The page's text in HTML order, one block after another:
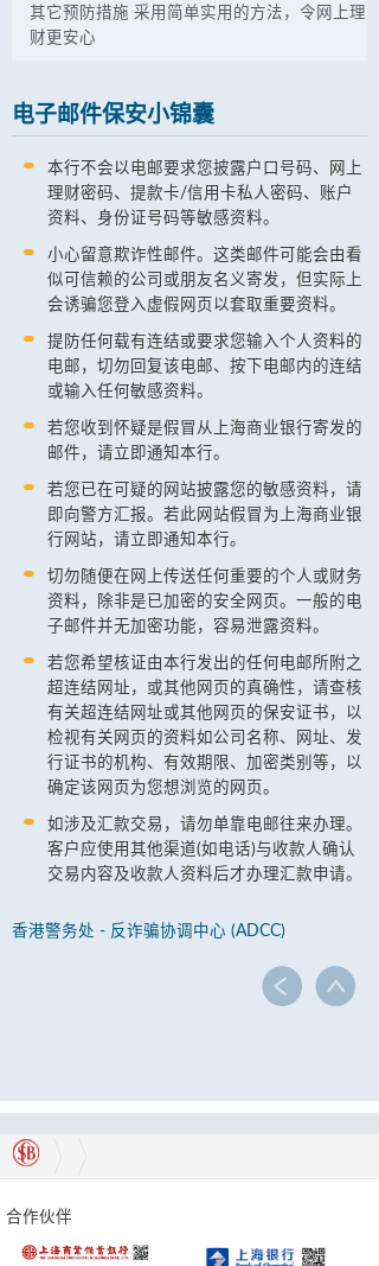
其它预防措施 采用简单实用的方法，令网上理
财更安心
电子邮件保安小锦囊
本行不会以电邮要求您披露户口号码、网上
理财密码、提款卡/信用卡私人密码、账户
资料、身份证号码等敏感资料。
小心留意欺诈性邮件。这类邮件可能会由看
似可信赖的公司或朋友名义寄发，但实际上
会诱骗您登入虚假网页以套取重要资料。
提防任何载有连结或要求您输入个人资料的
电邮，切勿回复该电邮、按下电邮内的连结
或输入任何敏感资料。
若您收到怀疑是假冒从上海商业银行寄发的
邮件，请立即通知本行。
若您已在可疑的网站披露您的敏感资料，请
即向警方汇报。若此网站假冒为上海商业银
行网站，请立即通知本行。
切勿随便在网上传送任何重要的个人或财务
资料，除非是已加密的安全网页。一般的电
子邮件并无加密功能，容易泄露资料。
若您希望核证由本行发出的任何电邮所附之
超连结网址，或其他网页的真确性，请查核
有关超连结网址或其他网页的保安证书，以
检视有关网页的资料如公司名称、网址、发
行证书的机构、有效期限、加密类别等，以
确定该网页为您想浏览的网页。
如涉及汇款交易，请勿单靠电邮往来办理。
客户应使用其他渠道(如电话)与收款人确认
交易内容及收款人资料后才办理汇款申请。
香港警务处 - 反诈骗协调中心 (ADCC)
合作伙伴